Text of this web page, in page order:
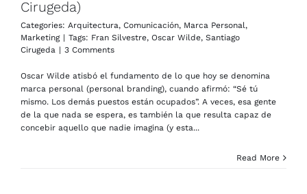
Cirugeda)
Categories: Arquitectura, Comunicación, Marca Personal,
Marketing | Tags: Fran Silvestre, Oscar Wilde, Santiago
Cirugeda | 3 Comments
Oscar Wilde atisbó el fundamento de lo que hoy se denomina
marca personal (personal branding), cuando afirmó: “Sé tú
mismo. Los demás puestos están ocupados”. A veces, esa gente
de la que nada se espera, es también la que resulta capaz de
concebir aquello que nadie imagina (y esta...
Read More